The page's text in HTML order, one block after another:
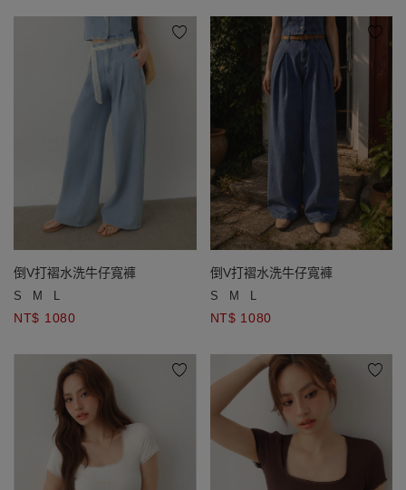
倒V打褶水洗牛仔寬褲
S M L
NT$ 1080
倒V打褶水洗牛仔寬褲
S M L
NT$ 1080